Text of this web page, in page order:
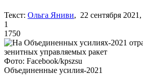
Текст: Ольга Яниви, 22 сентября 2021,
1
1750
Фото: Facebook/kpszsu
Объединенные усилия-2021